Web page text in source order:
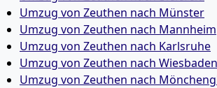
Umzug von Zeuthen nach Münster
Umzug von Zeuthen nach Mannheim
Umzug von Zeuthen nach Karlsruhe
Umzug von Zeuthen nach Wiesbaden
Umzug von Zeuthen nach